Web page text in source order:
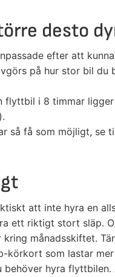
desto
efter att
på hur stor bil
flyttbil i 8 timmar
så få som möjligt, se
att inte hyra en
ett riktigt stort släp.
månadsskiftet.
körkort som lastar
behöver hyra